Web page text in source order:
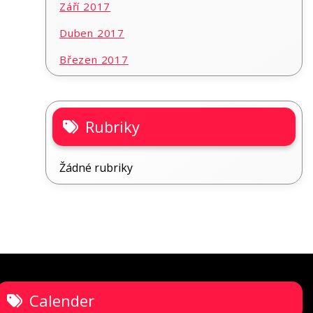
Září 2017
Duben 2017
Březen 2017
Rubriky
Žádné rubriky
Calender